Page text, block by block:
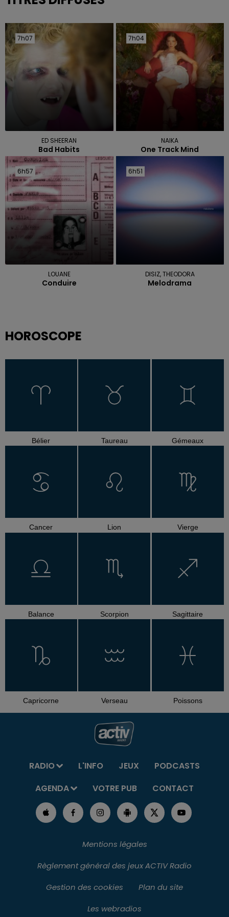
7h07
7h07
ED SHEERAN
Bad Habits
7h04
7h04
NAIKA
One Track Mind
6h57
6h57
LOUANE
Conduire
6h51
6h51
DISIZ, THEODORA
Melodrama
HOROSCOPE
Bélier Taureau Gémeaux
Cancer Lion Vierge
Balance Scorpion Sagittaire
Capricorne Verseau Poissons
RADIO L'INFO JEUX
PODCASTS
AGENDA
VOTRE PUB CONTACT
Mentions légales
Règlement général des jeux ACTIV Radio
Gestion des cookies
Plan du site
Les webradios